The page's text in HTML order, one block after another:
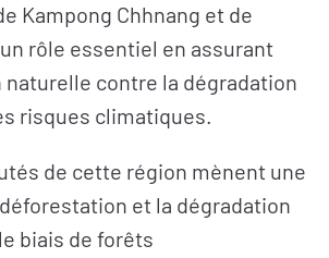
Kampong Chhnang et de
rôle essentiel en assurant
contre la dégradation
risques climatiques.
de cette région mènent une
et la dégradation
biais de forêts